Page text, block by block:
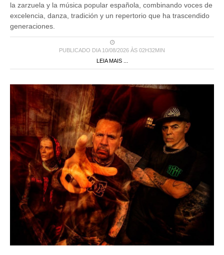
la zarzuela y la música popular española, combinando voces de
excelencia, danza, tradición y un repertorio que ha trascendido
generaciones.
PUBLICADO DIA 10/08/2026 ÀS 02H32MIN
LEIA MAIS ...